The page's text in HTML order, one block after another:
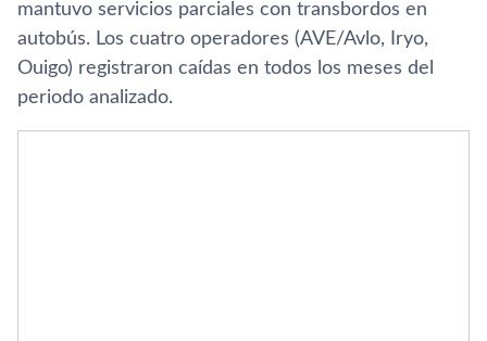
mantuvo servicios parciales con transbordos en
autobús. Los cuatro operadores (AVE/Avlo, Iryo,
Ouigo) registraron caídas en todos los meses del
periodo analizado.